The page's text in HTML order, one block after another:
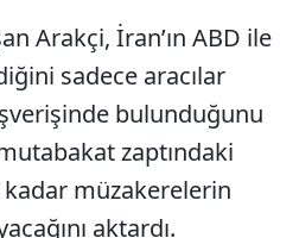
Arakçi, İran’ın ABD ile
sadece aracılar
bulunduğunu
zaptındaki
müzakerelerin
aktardı.